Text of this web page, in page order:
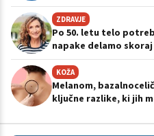
ZDRAVJE
Po 50. letu telo
napake delamo skoraj
KOŽA
Melanom,
ključne razlike, ki jih